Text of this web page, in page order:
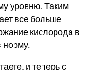
уровню. Таким
все больше
кислорода в
норму.
и теперь с